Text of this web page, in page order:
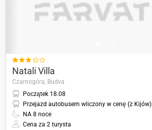

Natali Villa
Czarnogóra, Budva
Początek 18.08
Przejazd autobusem wliczony w cenę (z Kijów)
NA 8 noce
Cena za 2 turysta